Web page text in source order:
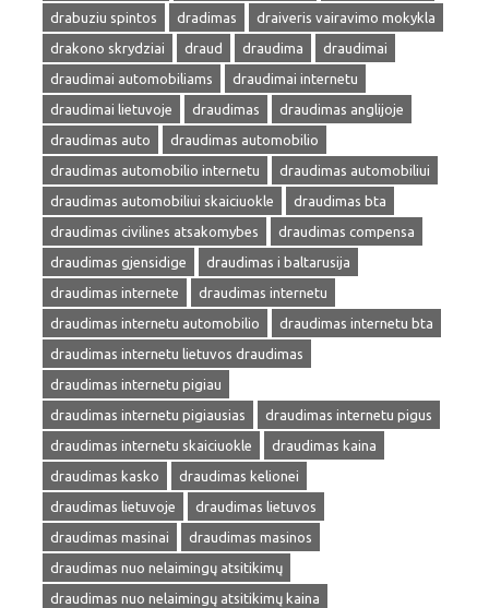
drabuziu spintos
dradimas
draiveris vairavimo mokykla
drakono skrydziai
draud draudima
draudimai
draudimai automobiliams
draudimai internetu
draudimai lietuvoje
draudimas
draudimas anglijoje
draudimas auto
draudimas automobilio
draudimas automobilio internetu
draudimas automobiliui
draudimas automobiliui skaiciuokle
draudimas bta
draudimas civilines atsakomybes
draudimas compensa
draudimas gjensidige
draudimas i baltarusija
draudimas internete
draudimas internetu
draudimas internetu automobilio
draudimas internetu bta
draudimas internetu lietuvos draudimas
draudimas internetu pigiau
draudimas internetu pigiausias
draudimas internetu pigus
draudimas internetu skaiciuokle
draudimas kaina
draudimas kasko
draudimas kelionei
draudimas lietuvoje
draudimas lietuvos
draudimas masinai
draudimas masinos
draudimas nuo nelaimingų atsitikimų
draudimas nuo nelaimingų atsitikimų kaina